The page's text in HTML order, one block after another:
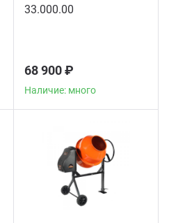
33.000.00
68 900 ₽
Наличие: много